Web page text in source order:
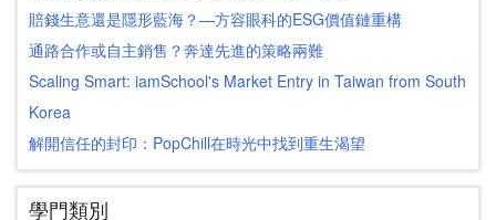
賠錢生意還是隱形藍海？—方容眼科的ESG價值鏈重構
通路合作或自主銷售？奔達先進的策略兩難
Scaling Smart: iamSchool's Market Entry in Taiwan from South
Korea
解開信任的封印：PopChill在時光中找到重生渴望
學門類別